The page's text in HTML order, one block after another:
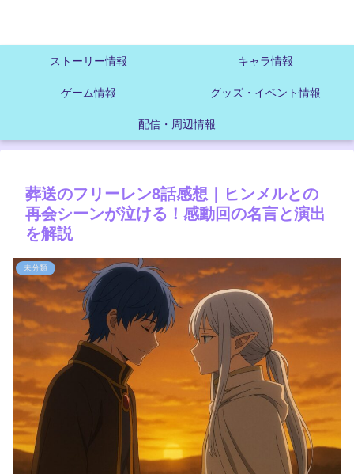
ストーリー情報 キャラ情報
ゲーム情報 グッズ・イベント情報
配信・周辺情報
葬送のフリーレン8話感想｜ヒンメルとの
再会シーンが泣ける！感動回の名言と演出
を解説
未分類